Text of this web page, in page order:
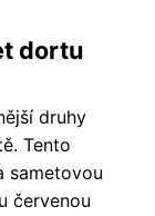
dortu
druhy
Tento
sametovou
červenou